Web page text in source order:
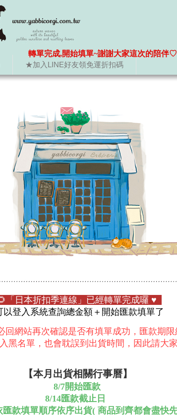
★加入LINE好友領免運折扣碼
轉單完成,開始填單~謝謝大家這次的陪伴♡